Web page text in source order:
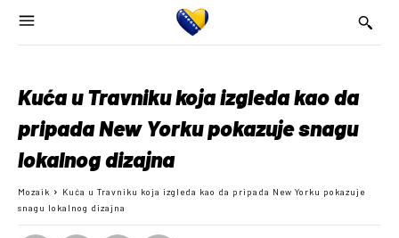
Kuća u Travniku koja izgleda kao da
pripada New Yorku pokazuje snagu
lokalnog dizajna
Mozaik
Kuća u Travniku koja izgleda kao da pripada New Yorku pokazuje
snagu lokalnog dizajna